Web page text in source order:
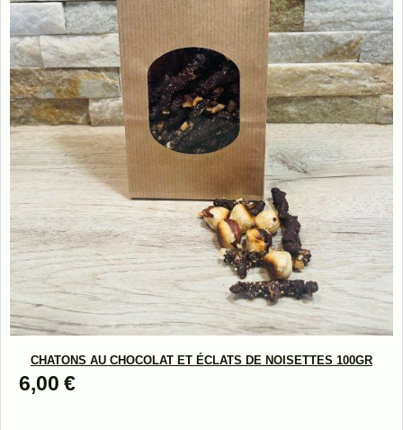
CHATONS AU CHOCOLAT ET ÉCLATS DE NOISETTES 100GR
6,00 €